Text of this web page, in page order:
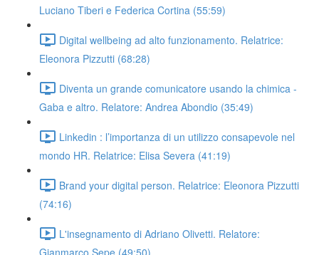
Luciano Tiberi e Federica Cortina (55:59)
Digital wellbeing ad alto funzionamento. Relatrice:
Eleonora Pizzutti (68:28)
Diventa un grande comunicatore usando la chimica -
Gaba e altro. Relatore: Andrea Abondio (35:49)
Linkedin : l’importanza di un utilizzo consapevole nel
mondo HR. Relatrice: Elisa Severa (41:19)
Brand your digital person. Relatrice: Eleonora Pizzutti
(74:16)
L'insegnamento di Adriano Olivetti. Relatore:
Gianmarco Sepe (49:50)